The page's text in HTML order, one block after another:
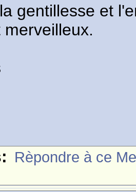
gentillesse et
Rèpondre à ce